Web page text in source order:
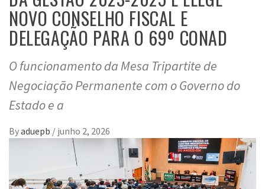
NOVO CONSELHO FISCAL E
DELEGAÇÃO PARA O 69º CONAD
O funcionamento da Mesa Tripartite de
Negociação Permanente com o Governo do
Estado e a
Byaduepb / junho 2, 2026